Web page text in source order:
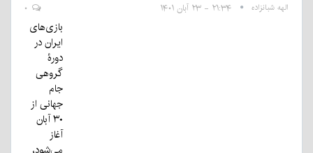
الهه شبانزاده ۲۱:۳۴ - ۲۳ آبان ۱۴۰۱
بازی‌های
ایران در
دورۀ
گروهی
جام
جهانی از
۳۰ آبان
آغاز